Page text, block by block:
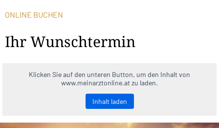
ONLINE BUCHEN
Ihr Wunschtermin
Klicken Sie auf den unteren Button, um den Inhalt von
www.meinarztonline.at zu laden.
Inhalt laden